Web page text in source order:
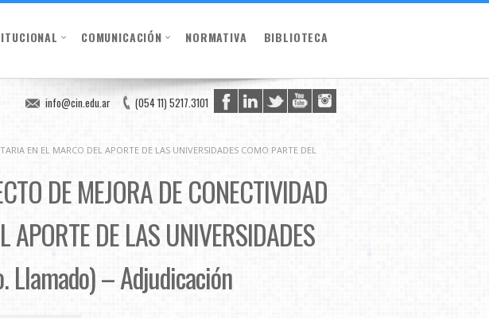
COMUNICACIÓN NORMATIVA BIBLIOTECA
(054 11) 5217.3101
info@cin.edu.ar
EN EL MARCO DEL APORTE DE LAS UNIVERSIDADES COMO PARTE DEL
DE MEJORA DE CONECTIVIDAD
APORTE DE LAS UNIVERSIDADES
Llamado) – Adjudicación